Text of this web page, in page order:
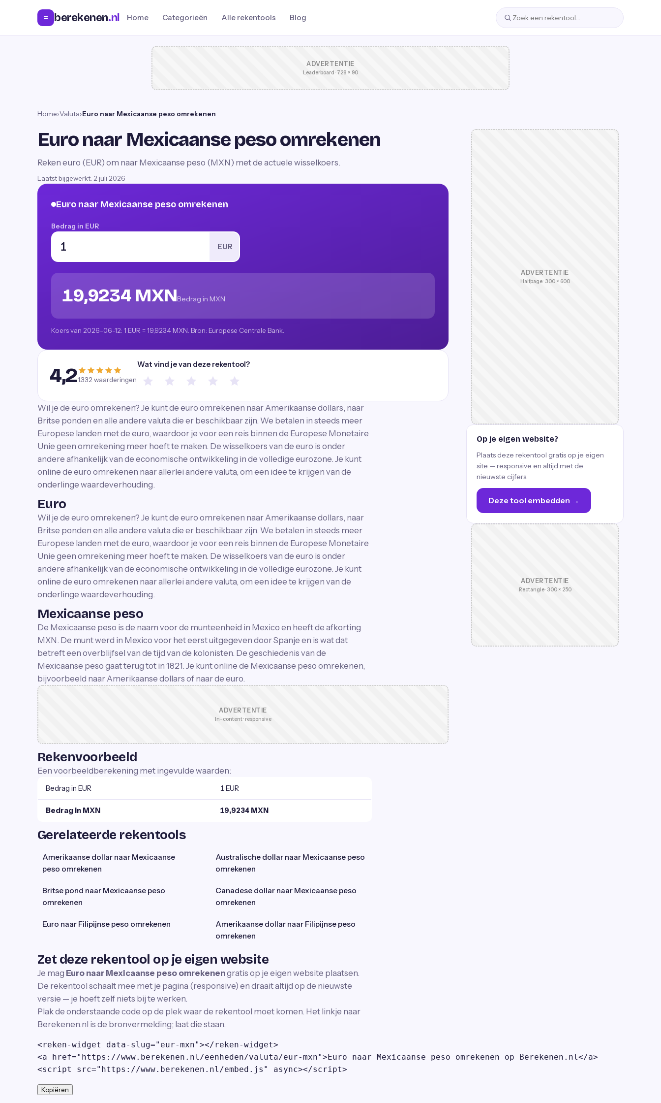
= berekenen.nl Home Categorieën Alle rekentools Blog
ADVERTENTIE
Leaderboard · 728 × 90
Home›Valuta›Euro naar Mexicaanse peso omrekenen
Euro naar Mexicaanse peso omrekenen
Reken euro (EUR) om naar Mexicaanse peso (MXN) met de actuele wisselkoers.
Laatst bijgewerkt: 2 juli 2026
Euro naar Mexicaanse peso omrekenen
Bedrag in EUR
EUR
19,9234 MXNBedrag in MXN
Koers van 2026-06-12: 1 EUR = 19,9234 MXN. Bron: Europese Centrale Bank.
4,21.332 waarderingen
Wat vind je van deze rekentool?
Wil je de euro omrekenen? Je kunt de euro omrekenen naar Amerikaanse dollars, naar
Britse ponden en alle andere valuta die er beschikbaar zijn. We betalen in steeds meer
Europese landen met de euro, waardoor je voor een reis binnen de Europese Monetaire
Unie geen omrekening meer hoeft te maken. De wisselkoers van de euro is onder
andere afhankelijk van de economische ontwikkeling in de volledige eurozone. Je kunt
online de euro omrekenen naar allerlei andere valuta, om een idee te krijgen van de
onderlinge waardeverhouding.
Euro
Wil je de euro omrekenen? Je kunt de euro omrekenen naar Amerikaanse dollars, naar
Britse ponden en alle andere valuta die er beschikbaar zijn. We betalen in steeds meer
Europese landen met de euro, waardoor je voor een reis binnen de Europese Monetaire
Unie geen omrekening meer hoeft te maken. De wisselkoers van de euro is onder
andere afhankelijk van de economische ontwikkeling in de volledige eurozone. Je kunt
online de euro omrekenen naar allerlei andere valuta, om een idee te krijgen van de
onderlinge waardeverhouding.
Mexicaanse peso
De Mexicaanse peso is de naam voor de munteenheid in Mexico en heeft de afkorting
MXN. De munt werd in Mexico voor het eerst uitgegeven door Spanje en is wat dat
betreft een overblijfsel van de tijd van de kolonisten. De geschiedenis van de
Mexicaanse peso gaat terug tot in 1821. Je kunt online de Mexicaanse peso omrekenen,
bijvoorbeeld naar Amerikaanse dollars of naar de euro.
ADVERTENTIE
In-content · responsive
Rekenvoorbeeld
Een voorbeeldberekening met ingevulde waarden:
Bedrag in EUR 1 EUR
Bedrag in MXN 19,9234 MXN
Gerelateerde rekentools
Amerikaanse dollar naar Mexicaanse
peso omrekenen
Australische dollar naar Mexicaanse peso
omrekenen
Britse pond naar Mexicaanse peso
omrekenen
Canadese dollar naar Mexicaanse peso
omrekenen
Euro naar Filipijnse peso omrekenen
Amerikaanse dollar naar Filipijnse peso
omrekenen
Zet deze rekentool op je eigen website
Je mag Euro naar Mexicaanse peso omrekenengratis op je eigen website plaatsen.
De rekentool schaalt mee met je pagina (responsive) en draait altijd op de nieuwste
versie — je hoeft zelf niets bij te werken.
Plak de onderstaande code op de plek waar de rekentool moet komen. Het linkje naar
Berekenen.nl is de bronvermelding; laat die staan.
<reken-widget data-slug="eur-mxn"></reken-widget>
<a href="https://www.berekenen.nl/eenheden/valuta/eur-mxn">Euro naar Mexicaanse peso omrekenen op Berekenen.nl</a>
<script src="https://www.berekenen.nl/embed.js" async></script>
Kopiëren
ADVERTENTIE
Halfpage · 300 × 600
Op je eigen website?
Plaats deze rekentool gratis op je eigen
site — responsive en altijd met de
nieuwste cijfers.
Deze tool embedden →
ADVERTENTIE
Rectangle · 300 × 250